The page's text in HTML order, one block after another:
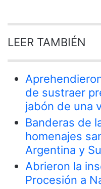
LEER TAMBIÉN
de sustraer
jabón de una
Banderas de
homenajes
Argentina y
Abrieron la
Procesión a